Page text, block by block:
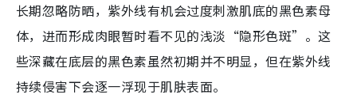
长期忽略防晒，紫外线有机会过度刺激肌底的黑色素母
体，进而形成肉眼暂时看不见的浅淡“隐形色斑”。这
些深藏在底层的黑色素虽然初期并不明显，但在紫外线
持续侵害下会逐一浮现于肌肤表面。